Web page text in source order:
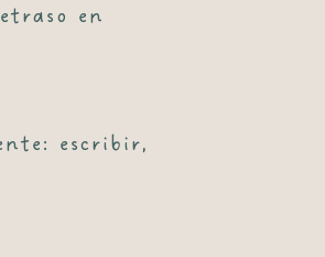
en
escribir,